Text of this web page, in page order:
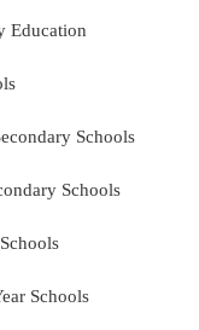
Education
Schools
Schools
Schools